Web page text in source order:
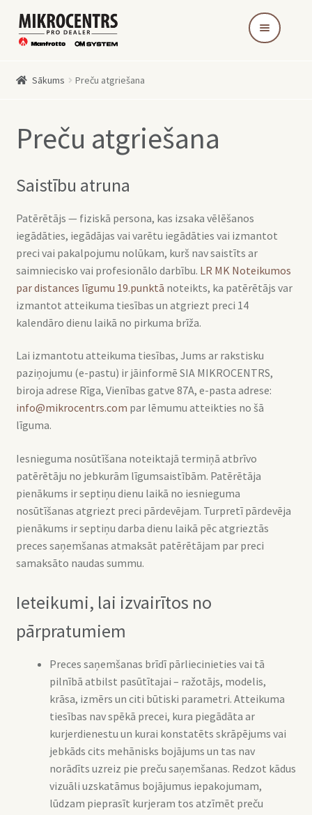
Skip
to
Skip
to
Sākums Preču atgriešana
Preču atgriešana
Saistību atruna
Patērētājs — fiziskā persona, kas izsaka vēlēšanos
iegādāties, iegādājas vai varētu iegādāties vai izmantot
preci vai pakalpojumu nolūkam, kurš nav saistīts ar
saimniecisko vai profesionālo darbību. LR MK Noteikumos
par distances līgumu 19.punktā noteikts, ka patērētājs var
izmantot atteikuma tiesības un atgriezt preci 14
kalendāro dienu laikā no pirkuma brīža.
Lai izmantotu atteikuma tiesības, Jums ar rakstisku
paziņojumu (e-pastu) ir jāinformē SIA MIKROCENTRS,
biroja adrese Rīga, Vienības gatve 87A, e-pasta adrese:
info@mikrocentrs.com par lēmumu atteikties no šā
līguma.
Iesnieguma nosūtīšana noteiktajā termiņā atbrīvo
patērētāju no jebkurām līgumsaistībām. Patērētāja
pienākums ir septiņu dienu laikā no iesnieguma
nosūtīšanas atgriezt preci pārdevējam. Turpretī pārdevēja
pienākums ir septiņu darba dienu laikā pēc atgrieztās
preces saņemšanas atmaksāt patērētājam par preci
samaksāto naudas summu.
Ieteikumi, lai izvairītos no
pārpratumiem
Preces saņemšanas brīdī pārliecinieties vai tā
pilnībā atbilst pasūtītajai – ražotājs, modelis,
krāsa, izmērs un citi būtiski parametri. Atteikuma
tiesības nav spēkā precei, kura piegādāta ar
kurjerdienestu un kurai konstatēts skrāpējums vai
jebkāds cits mehānisks bojājums un tas nav
norādīts uzreiz pie preču saņemšanas. Redzot kādus
vizuāli uzskatāmus bojājumus iepakojumam,
lūdzam pieprasīt kurjeram tos atzīmēt preču